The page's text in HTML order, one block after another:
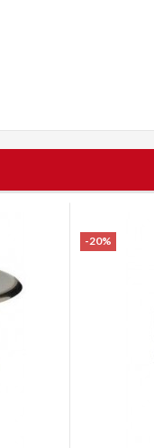
-20%